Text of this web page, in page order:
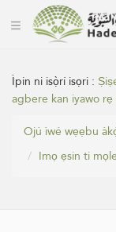
Ìpin ni isọ̀rí isọri :
agbere kan iyawo
Ojú ìwé wẹẹbu
Imọ ẹsin ti